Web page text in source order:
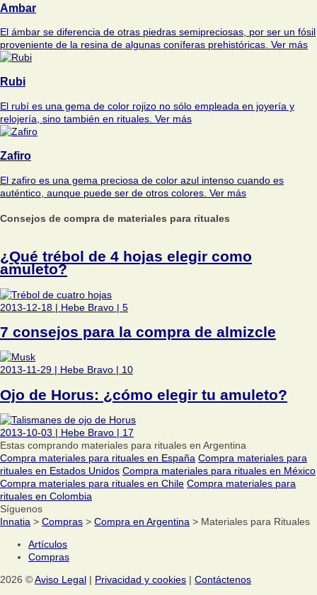
Ambar
El ámbar se diferencia de otras piedras semipreciosas, por ser un fósil
proveniente de la resina de algunas coníferas prehistóricas. Ver más
Rubi
El rubí es una gema de color rojizo no sólo empleada en joyería y
relojería, sino también en rituales. Ver más
Zafiro
El zafiro es una gema preciosa de color azul intenso cuando es
auténtico, aunque puede ser de otros colores. Ver más
Consejos de compra de materiales para rituales
¿Qué trébol de 4 hojas elegir como
amuleto?
2013-12-18 | Hebe Bravo | 5
7 consejos para la compra de almizcle
2013-11-29 | Hebe Bravo | 10
Ojo de Horus: ¿cómo elegir tu amuleto?
2013-10-03 | Hebe Bravo | 17
Estas comprando materiales para rituales en Argentina
Compra materiales para rituales en España Compra materiales para
rituales en Estados Unidos Compra materiales para rituales en México
Compra materiales para rituales en Chile Compra materiales para
rituales en Colombia
Síguenos
Innatia > Compras > Compra en Argentina > Materiales para Rituales
Artículos
Compras
2026 ©Aviso Legal | Privacidad y cookies | Contáctenos